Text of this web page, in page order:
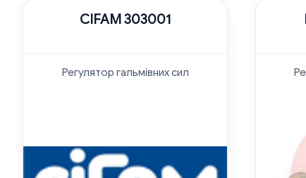
CIFAM 303001
Регулятор гальмівних сил